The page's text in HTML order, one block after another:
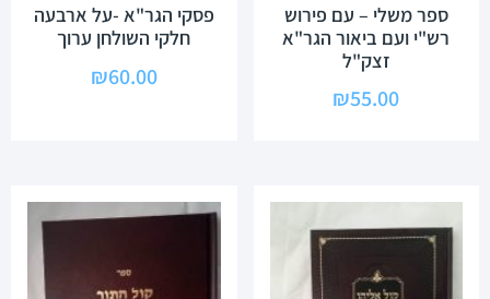
ספר משלי – עם פירוש
רש"י ועם ביאור הגר"א
זצק"ל
₪55.00
פסקי הגר"א -על ארבעה
חלקי השולחן ערוך
₪60.00